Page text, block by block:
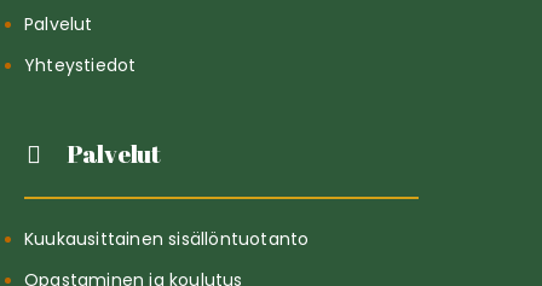
Palvelut
Yhteystiedot
Palvelut
Kuukausittainen sisällöntuotanto
Opastaminen ja koulutus